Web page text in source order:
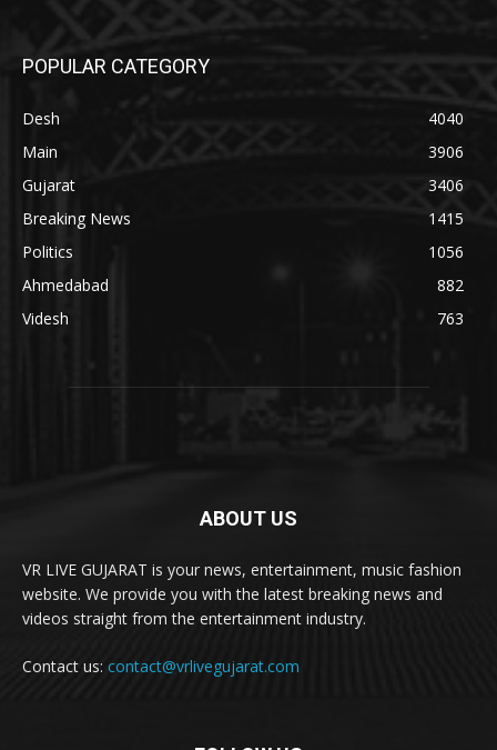
POPULAR CATEGORY
Desh
4040
Main
3906
Gujarat
3406
Breaking News
1415
Politics
1056
Ahmedabad
882
Videsh
763
ABOUT US
VR LIVE GUJARAT is your news, entertainment, music fashion
website. We provide you with the latest breaking news and
videos straight from the entertainment industry.
Contact us: contact@vrlivegujarat.com